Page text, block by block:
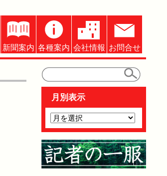
新聞案内 各種案内 会社情報 お問合せ
月別表示